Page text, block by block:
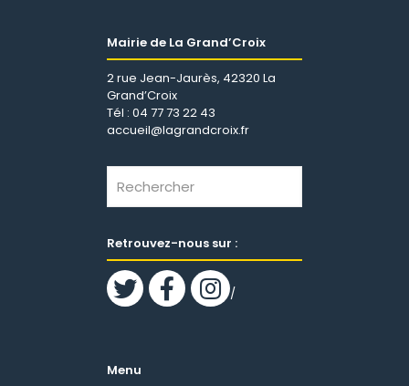
Mairie de La Grand’Croix
2 rue Jean-Jaurès, 42320 La
Grand’Croix
Tél : 04 77 73 22 43
accueil@lagrandcroix.fr
Retrouvez-nous sur :
/
Menu